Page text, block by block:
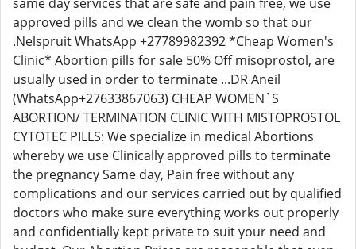
approved pills and we clean the womb so that our
.Nelspruit WhatsApp +27789982392 *Cheap Women's
Clinic* Abortion pills for sale 50% Off misoprostol, are
usually used in order to terminate ...DR Aneil
(WhatsApp+27633867063) CHEAP WOMEN`S
ABORTION/ TERMINATION CLINIC WITH MISTOPROSTOL
CYTOTEC PILLS: We specialize in medical Abortions
whereby we use Clinically approved pills to terminate
the pregnancy Same day, Pain free without any
complications and our services carried out by qualified
doctors who make sure everything works out properly
and confidentially kept private to suit your need and